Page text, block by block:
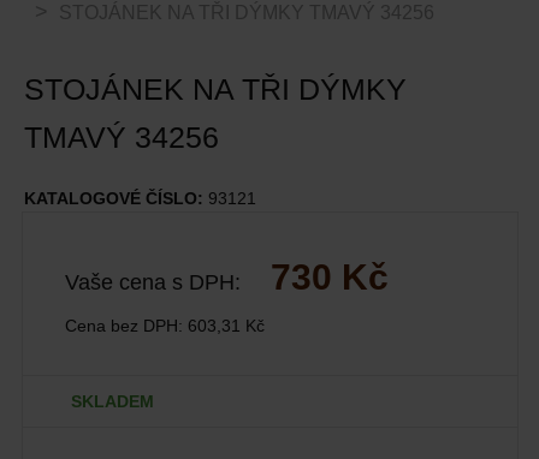
STOJÁNEK NA TŘI DÝMKY TMAVÝ 34256
STOJÁNEK NA TŘI DÝMKY
TMAVÝ 34256
KATALOGOVÉ ČÍSLO: 93121
Vaše cena s DPH: 730 Kč
Cena bez DPH: 603,31 Kč
SKLADEM